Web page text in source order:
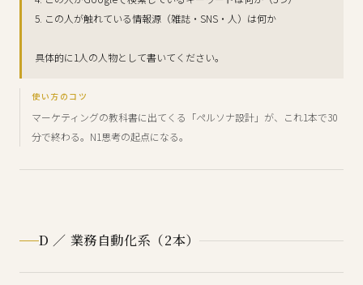
5. この人が触れている情報源（雑誌・SNS・人）は何か
具体的に1人の人物として書いてください。
使い方のコツ
マーケティングの教科書に出てくる「ペルソナ設計」が、これ1本で30
分で終わる。N1思考の起点になる。
D ／ 業務自動化系（2本）